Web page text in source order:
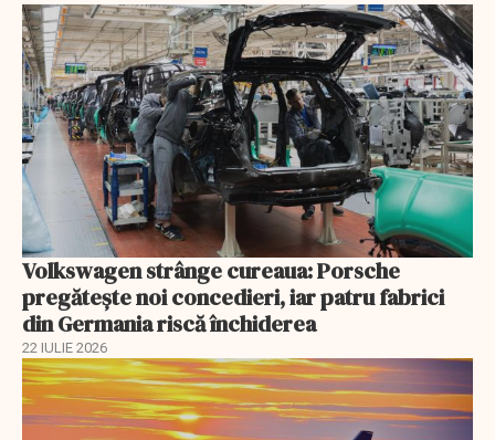
Volkswagen strânge cureaua: Porsche
pregătește noi concedieri, iar patru fabrici
din Germania riscă închiderea
22 IULIE 2026